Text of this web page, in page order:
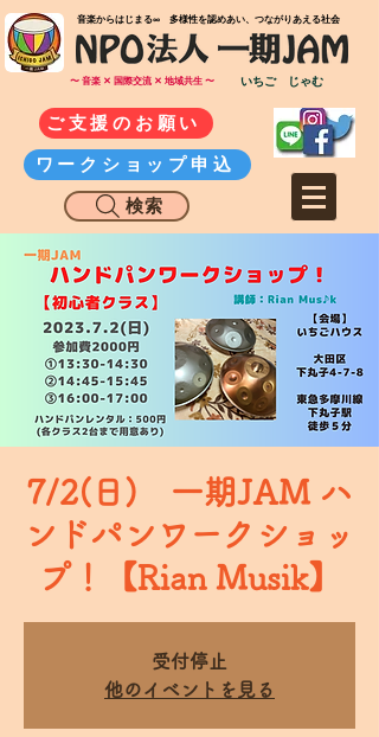
​音楽からはじまる∞ 多様性を認めあい、つながりあえる社会
〜 音楽 ✕ 国際交流 ✕ 地域共生 〜 いちご じゃむ
ご支援のお願い
ワークショップ申込
検索
7/2(日) 一期JAM ハ
ンドパンワークショッ
プ！【Rian Musik】
受付停止
他のイベントを見る